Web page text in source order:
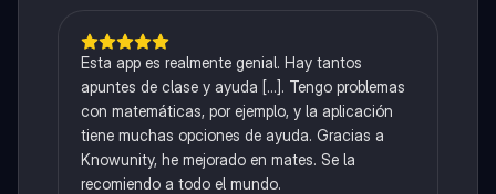
Esta app es realmente genial. Hay tantos
apuntes de clase y ayuda [...]. Tengo problemas
con matemáticas, por ejemplo, y la aplicación
tiene muchas opciones de ayuda. Gracias a
Knowunity, he mejorado en mates. Se la
recomiendo a todo el mundo.